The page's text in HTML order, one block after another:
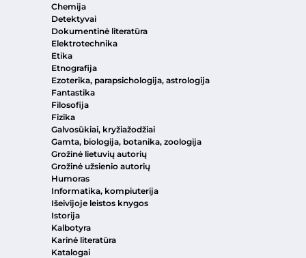
Chemija
Detektyvai
Dokumentinė literatūra
Elektrotechnika
Etika
Etnografija
Ezoterika, parapsichologija, astrologija
Fantastika
Filosofija
Fizika
Galvosūkiai, kryžiažodžiai
Gamta, biologija, botanika, zoologija
Grožinė lietuvių autorių
Grožinė užsienio autorių
Humoras
Informatika, kompiuterija
Išeivijoje leistos knygos
Istorija
Kalbotyra
Karinė literatūra
Katalogai